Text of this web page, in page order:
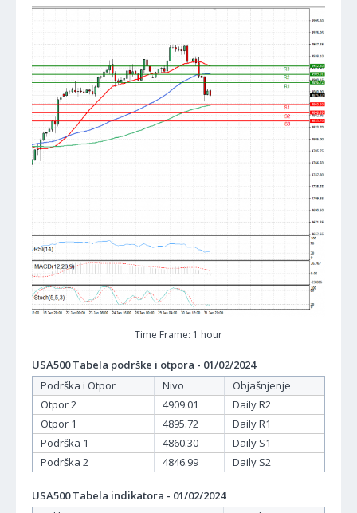
Time Frame: 1 hour
USA500 Tabela podrške i otpora - 01/02/2024
Podrška i Otpor
Nivo
Objašnjenje
Otpor 2
4909.01
Daily R2
Otpor 1
4895.72
Daily R1
Podrška 1
4860.30
Daily S1
Podrška 2
4846.99 Daily S2
USA500 Tabela indikatora - 01/02/2024